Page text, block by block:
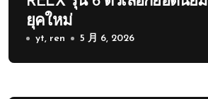
ยุคใหม่
yt, ren 5 月 6, 2026